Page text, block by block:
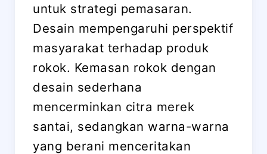
untuk strategi pemasaran.
Desain mempengaruhi perspektif
masyarakat terhadap produk
rokok. Kemasan rokok dengan
desain sederhana
mencerminkan citra merek
santai, sedangkan warna-warna
yang berani menceritakan